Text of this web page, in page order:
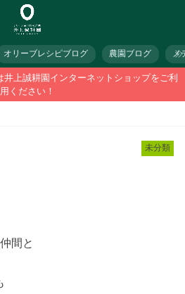
オリーブレシピブログ 農園ブログ メ
上誠耕園インターネットショップをご利
用ください！
未分類
間と